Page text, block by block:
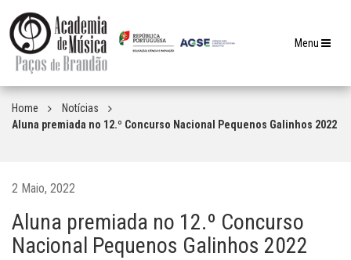
Toggle
Menu
Home
Notícias
Aluna premiada no 12.º Concurso Nacional Pequenos Galinhos 2022
2 Maio, 2022
Aluna premiada no 12.º Concurso
Nacional Pequenos Galinhos 2022